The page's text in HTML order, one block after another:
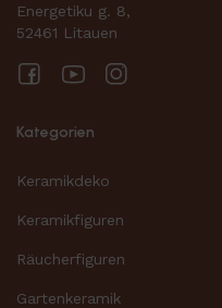
Energetiku g. 8,
52461 Litauen
FacebookYouTube
Kategorien
Keramikdeko
Keramikfiguren
Räucherfiguren
Gartenkeramik